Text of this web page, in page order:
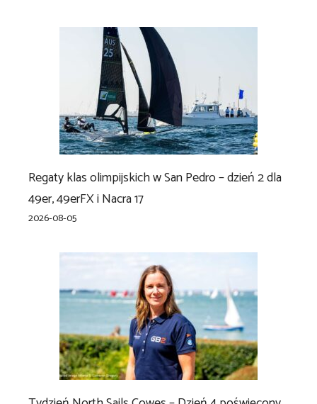
Regaty klas olimpijskich w San Pedro – dzień 2 dla
49er, 49erFX i Nacra 17
2026-08-05